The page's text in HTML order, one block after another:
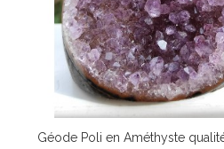
Géode Poli en Améthyste